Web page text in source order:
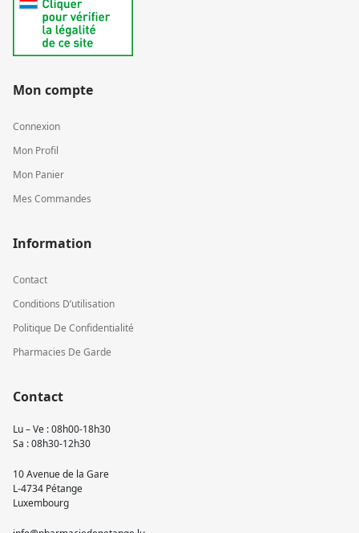
Mon compte
Connexion
Mon Profil
Mon Panier
Mes Commandes
Information
Contact
Conditions D’utilisation
Politique De Confidentialité
Pharmacies De Garde
Contact
Lu – Ve : 08h00-18h30
Sa : 08h30-12h30
10 Avenue de la Gare
L-4734 Pétange
Luxembourg